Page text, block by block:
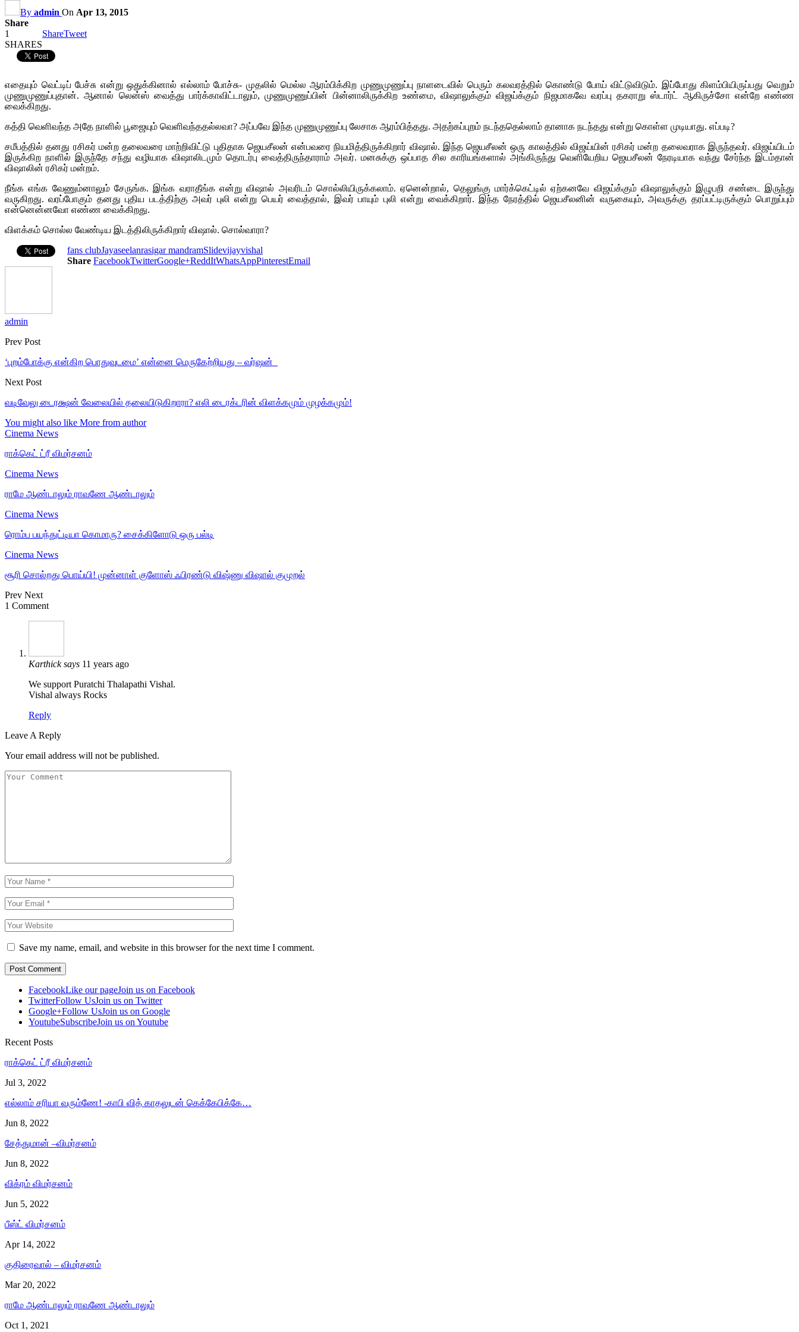
By admin On Apr 13, 2015
Share
1
SHARES
ShareTweet
எதையும் வெட்டிப் பேச்சு என்று ஒதுக்கினால் எல்லாம் போச்சு- முதலில் மெல்ல ஆரம்பிக்கிற முணுமுணுப்பு நாளடைவில் பெரும் கலவரத்தில் கொண்டு போய் விட்டுவிடும். இப்போது கிளம்பியிருப்பது வெறும்
முணுமுணுப்புதான். ஆனால் லென்ஸ் வைத்து பார்க்காவிட்டாலும், முணுமுணுப்பின் பின்னாலிருக்கிற உண்மை, விஷாலுக்கும் விஜய்க்கும் நிஜமாகவே வரப்பு தகராறு ஸ்டார்ட் ஆகிருச்சோ என்றே எண்ண
வைக்கிறது.
கத்தி வெளிவந்த அதே நாளில் பூஜையும் வெளிவந்ததல்லவா? அப்பவே இந்த முணுமுணுப்பு லேசாக ஆரம்பித்தது. அதற்கப்புறம் நடந்ததெல்லாம் தானாக நடந்தது என்று கொள்ள முடியாது. எப்படி?
சமீபத்தில் தனது ரசிகர் மன்ற தலைவரை மாற்றிவிட்டு புதிதாக ஜெயசீலன் என்பவரை நியமித்திருக்கிறார் விஷால். இந்த ஜெயசீலன் ஒரு காலத்தில் விஜய்யின் ரசிகர் மன்ற தலைவராக இருந்தவர். விஜய்யிடம்
இருக்கிற நாளில் இருந்தே சந்து வழியாக விஷாலிடமும் தொடர்பு வைத்திருந்தாராம் அவர். மனசுக்கு ஒப்பாத சில காரியங்களால் அங்கிருந்து வெளியேறிய ஜெயசீலன் நேரடியாக வந்து சேர்ந்த இடம்தான்
விஷாலின் ரசிகர் மன்றம்.
நீங்க எங்க வேணும்னாலும் சேருங்க. இங்க வராதீங்க என்று விஷால் அவரிடம் சொல்லியிருக்கலாம். ஏனென்றால், தெலுங்கு மார்க்கெட்டில் ஏற்கனவே விஜய்க்கும் விஷாலுக்கும் இழுபறி சண்டை இருந்து
வருகிறது. வரப்போகும் தனது புதிய படத்திற்கு அவர் புலி என்று பெயர் வைத்தால், இவர் பாயும் புலி என்று வைக்கிறார். இந்த நேரத்தில் ஜெயசீலனின் வருகையும், அவருக்கு தரப்பட்டிருக்கும் பொறுப்பும்
என்னென்னவோ எண்ண வைக்கிறது.
விளக்கம் சொல்ல வேண்டிய இடத்திலிருக்கிறார் விஷால். சொல்வாரா?
fans clubJayaseelanrasigar mandramSlidevijayvishal
Share FacebookTwitterGoogle+ReddItWhatsAppPinterestEmail
admin
Prev Post
‘புறம்போக்கு என்கிற பொதுவுடமை’ என்னை மெருகேற்றியது – வர்ஷன்
Next Post
வடிவேலு டைரக்ஷன் வேலையில் தலையிடுகிறாரா? எலி டைரக்டரின் விளக்கமும் முழக்கமும்!
You might also like More from author
Cinema News
ராக்கெட் ட்ரீ விமர்சனம்
Cinema News
ராமே ஆண்டாலும் ராவணே ஆண்டாலும்
Cinema News
ரொம்ப பயந்துட்டியா கொமாரு? சைக்கிளோடு ஒரு பல்டி
Cinema News
சூரி சொல்றது பொய்யி! முன்னாள் குளோஸ் ஃபிரண்டு விஷ்ணு விஷால் குமுறல்
Prev Next
1 Comment
Karthicksays 11 years ago
We support Puratchi Thalapathi Vishal.
Vishal always Rocks
Reply
Leave A Reply
Your email address will not be published.
Save my name, email, and website in this browser for the next time I comment.
FacebookLike our pageJoin us on Facebook
TwitterFollow UsJoin us on Twitter
Google+Follow UsJoin us on Google
YoutubeSubscribeJoin us on Youtube
Recent Posts
ராக்கெட் ட்ரீ விமர்சனம்
Jul 3, 2022
எல்லாம் சரியா வரும்ணே! -காபி வித் காதலுடன் கெக்கேபிக்கே…
Jun 8, 2022
சேத்துமான் –விமர்சனம்
Jun 8, 2022
விக்ரம் விமர்சனம்
Jun 5, 2022
பீஸ்ட் விமர்சனம்
Apr 14, 2022
குதிரைவால் – விமர்சனம்
Mar 20, 2022
ராமே ஆண்டாலும் ராவணே ஆண்டாலும்
Oct 1, 2021